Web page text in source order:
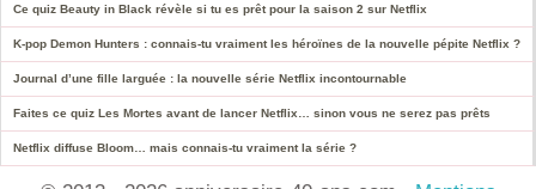
Ce quiz Beauty in Black révèle si tu es prêt pour la saison 2 sur Netflix
K-pop Demon Hunters : connais-tu vraiment les héroïnes de la nouvelle pépite Netflix ?
Journal d’une fille larguée : la nouvelle série Netflix incontournable
Faites ce quiz Les Mortes avant de lancer Netflix… sinon vous ne serez pas prêts
Netflix diffuse Bloom… mais connais-tu vraiment la série ?